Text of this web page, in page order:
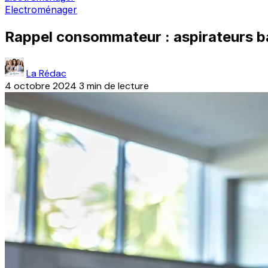
Electroménager
Rappel consommateur : aspirateurs
La Rédac
4 octobre 2024 3 min de lecture